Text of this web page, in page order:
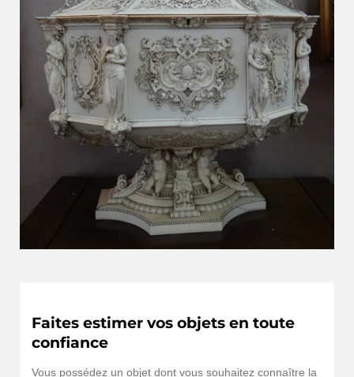
Faites estimer vos objets en toute
confiance
Vous possédez un objet dont vous souhaitez connaître la